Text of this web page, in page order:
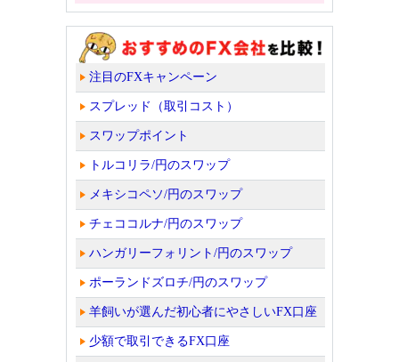
注目のFXキャンペーン
スプレッド（取引コスト）
スワップポイント
トルコリラ/円のスワップ
メキシコペソ/円のスワップ
チェココルナ/円のスワップ
ハンガリーフォリント/円のスワップ
ポーランドズロチ/円のスワップ
羊飼いが選んだ初心者にやさしいFX口座
少額で取引できるFX口座